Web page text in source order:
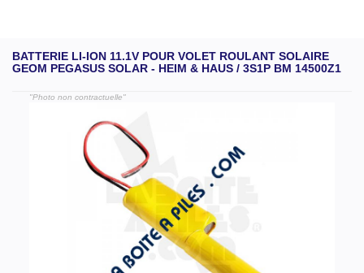
BATTERIE LI-ION 11.1V POUR VOLET ROULANT SOLAIRE
GEOM PEGASUS SOLAR - HEIM & HAUS / 3S1P BM 14500Z1
"Photo non contractuelle"